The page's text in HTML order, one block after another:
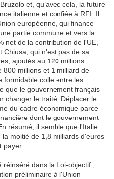
et, qu’avec cela, la future
italienne et confiée à RFI. Il
européenne, qui finance
partie commune et vers la
net de la contribution de l'UE,
Chiusa, qui n'est pas de sa
ajoutés au 120 millions
800 millions et 1 milliard de
formidable colle entre les
que le gouvernement français
changer le traité. Déplacer le
du cadre économique parce
dont le gouvernement
résumé, il semble que l'Italie
moitié de 1,8 milliards d'euros
payer.
réinséré dans la Loi-objectif ,
préliminaire à l'Union